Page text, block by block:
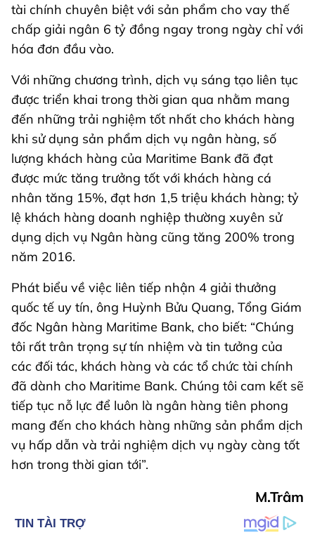
tài chính chuyên biệt với sản phẩm cho vay thế
chấp giải ngân 6 tỷ đồng ngay trong ngày chỉ với
hóa đơn đầu vào.
Với những chương trình, dịch vụ sáng tạo liên tục
được triển khai trong thời gian qua nhằm mang
đến những trải nghiệm tốt nhất cho khách hàng
khi sử dụng sản phẩm dịch vụ ngân hàng, số
lượng khách hàng của Maritime Bank đã đạt
được mức tăng trưởng tốt với khách hàng cá
nhân tăng 15%, đạt hơn 1,5 triệu khách hàng; tỷ
lệ khách hàng doanh nghiệp thường xuyên sử
dụng dịch vụ Ngân hàng cũng tăng 200% trong
năm 2016.
Phát biểu về việc liên tiếp nhận 4 giải thưởng
quốc tế uy tín, ông Huỳnh Bửu Quang, Tổng Giám
đốc Ngân hàng Maritime Bank, cho biết: “Chúng
tôi rất trân trọng sự tín nhiệm và tin tưởng của
các đối tác, khách hàng và các tổ chức tài chính
đã dành cho Maritime Bank. Chúng tôi cam kết sẽ
tiếp tục nỗ lực để luôn là ngân hàng tiên phong
mang đến cho khách hàng những sản phẩm dịch
vụ hấp dẫn và trải nghiệm dịch vụ ngày càng tốt
hơn trong thời gian tới”.
M.Trâm